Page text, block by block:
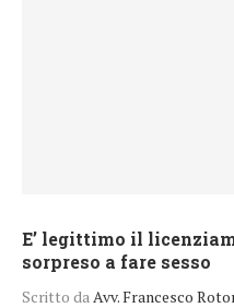
E’ legittimo il
sorpreso a fare sesso
Scritto da Avv. Francesco